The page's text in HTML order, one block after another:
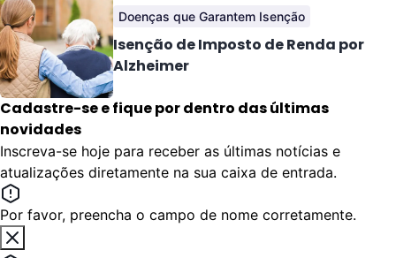
Doenças que Garantem Isenção
Isenção de Imposto de Renda por
Alzheimer
Cadastre-se e fique por dentro das últimas
novidades
Inscreva-se hoje para receber as últimas notícias e
atualizações diretamente na sua caixa de entrada.
Por favor, preencha o campo de nome corretamente.